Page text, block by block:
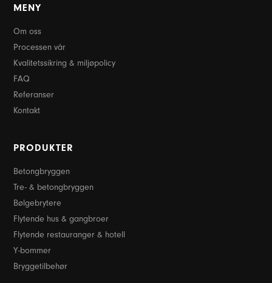
MENY
Om oss
Processen vår
Kvalitetssikring & miljøpolicy
FAQ
Referanser
Kontakt
PRODUKTER
Betongbryggen
Tre- & betongbryggen
Bølgebrytere
Flytende hus & gangbroer
Flytende restauranger & hotell
Y-bommer
Bryggetilbehør